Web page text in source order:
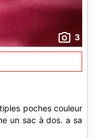
3
poches couleur
un sac à dos. a sa